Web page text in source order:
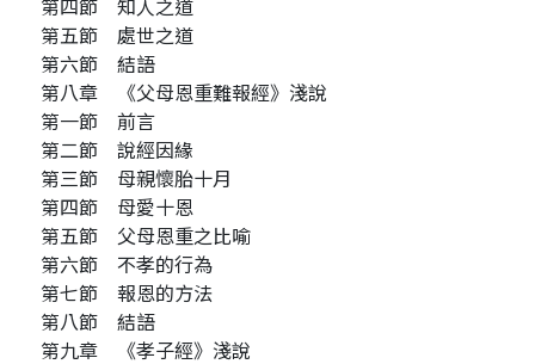
第四節 知人之道
第五節 處世之道
第六節 結語
第八章 《父母恩重難報經》淺說
第一節 前言
第二節 說經因緣
第三節 母親懷胎十月
第四節 母愛十恩
第五節 父母恩重之比喻
第六節 不孝的行為
第七節 報恩的方法
第八節 結語
第九章 《孝子經》淺說